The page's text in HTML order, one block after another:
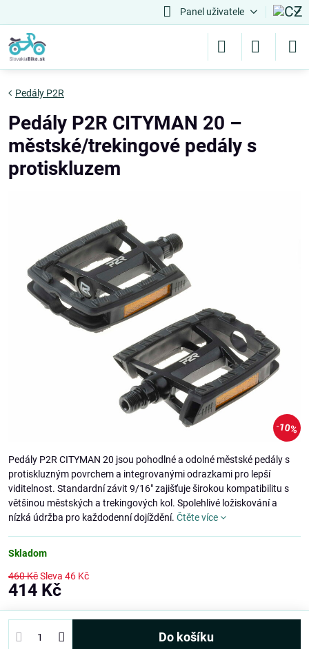
Panel uživatele
10%
Pedály P2R
Pedály P2R CITYMAN 20 –
městské/trekingové pedály s
protiskluzem
Pedály P2R CITYMAN 20 jsou pohodlné a odolné městské pedály s
protiskluzným povrchem a integrovanými odrazkami pro lepší
viditelnost. Standardní závit 9/16" zajišťuje širokou kompatibilitu s
většinou městských a trekingových kol. Spolehlivé ložiskování a
nízká údržba pro každodenní dojíždění. Čtěte více
Skladom
460 KčSleva 46 Kč
414 Kč
Do košíku